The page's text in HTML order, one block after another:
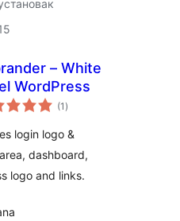
– White
WordPress
(1 total
ratings
)
login logo &
dashboard,
logo and links.